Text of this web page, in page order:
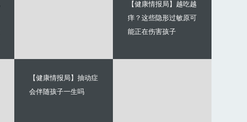
【健康情报局】越吃越
痒？这些隐形过敏原可
能正在伤害孩子
【健康情报局】抽动症
会伴随孩子一生吗